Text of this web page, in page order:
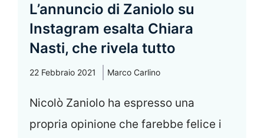
L’annuncio di Zaniolo su
Instagram esalta Chiara
Nasti, che rivela tutto
22 Febbraio 2021 Marco Carlino
Nicolò Zaniolo ha espresso una
propria opinione che farebbe felice i